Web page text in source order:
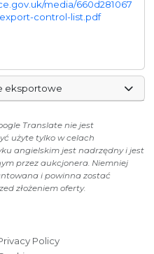
media/660d281067
control-list.pdf
eksportowe
Translate nie jest
użyte tylko w celach
angielskim jest nadrzędny i jest
przez aukcjonera. Niemniej
i powinna zostać
złożeniem oferty.
Policy